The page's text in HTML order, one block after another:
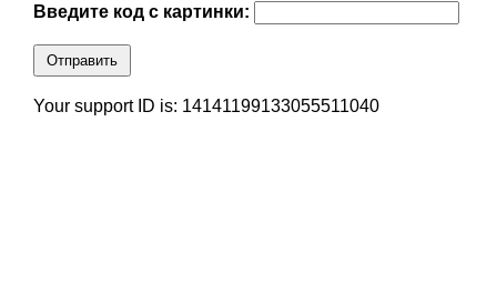
Введите код с картинки:
Отправить
Your support ID is: 14141199133055511040